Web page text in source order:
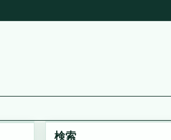
検索